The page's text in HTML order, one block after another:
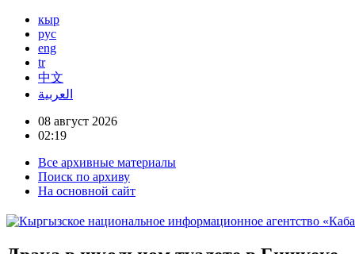
кыр
рус
eng
tr
中文
العربية
08 август 2026
02:19
Все архивные материалы
Поиск по архиву
На основной сайт